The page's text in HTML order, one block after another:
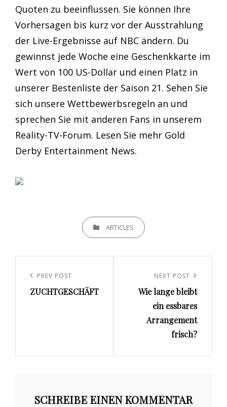
Quoten zu beeinflussen. Sie können Ihre
Vorhersagen bis kurz vor der Ausstrahlung
der Live-Ergebnisse auf NBC ändern. Du
gewinnst jede Woche eine Geschenkkarte im
Wert von 100 US-Dollar und einen Platz in
unserer Bestenliste der Saison 21. Sehen Sie
sich unsere Wettbewerbsregeln an und
sprechen Sie mit anderen Fans in unserem
Reality-TV-Forum. Lesen Sie mehr Gold
Derby Entertainment News.
CATEGORIESARTICLES
Navigation
Previous
Post
PREV POST
ZUCHTGESCHÄFT
Post
NEXT POST
Wie lange bleibt
ein essbares
Arrangement
frisch?
SCHREIBE EINEN KOMMENTAR